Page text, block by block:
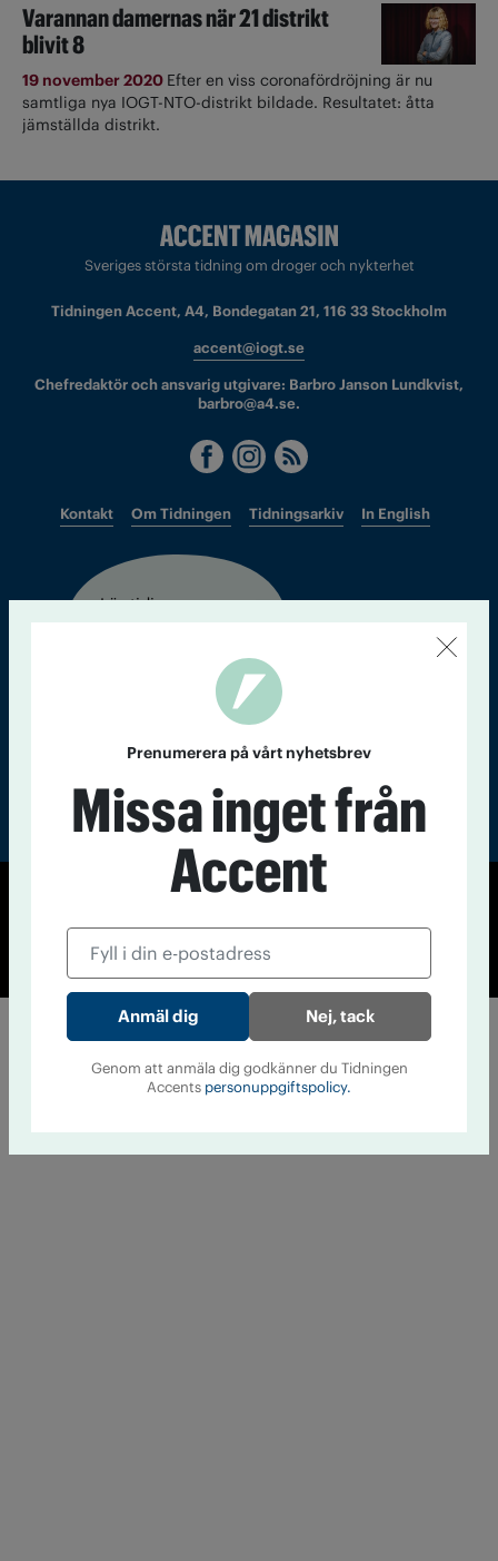
Varannan damernas när 21 distrikt
blivit 8
19 november 2020 Efter en viss coronafördröjning är nu
samtliga nya IOGT-NTO-distrikt bildade. Resultatet: åtta
jämställda distrikt.
Sveriges största tidning om droger och nykterhet
Tidningen Accent, A4, Bondegatan 21, 116 33 Stockholm
accent@iogt.se
Chefredaktör och ansvarig utgivare: Barbro Janson Lundkvist,
barbro@a4.se.
Kontakt Om Tidningen Tidningsarkiv In English
Läs tidigare
Cookiepolicy
Personuppgiftspolicy
Prenumerera på vårt nyhetsbrev
Missa inget från
Accent
Nej, tack
Genom att anmäla dig godkänner du Tidningen
Accents personuppgiftspolicy.